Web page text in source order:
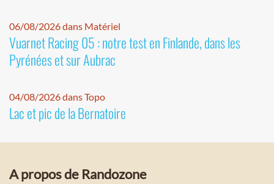
06/08/2026 dans Matériel
Vuarnet Racing 05 : notre test en Finlande, dans les
Pyrénées et sur Aubrac
04/08/2026 dans Topo
Lac et pic de la Bernatoire
A propos de Randozone